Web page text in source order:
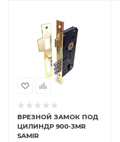
ВРЕЗНОЙ ЗАМОК ПОД
ЦИЛИНДР 900-3MR
SAMIR